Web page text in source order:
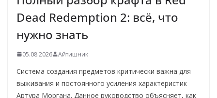
Dead Redemption 2: всё, что
нужно знать
05.08.2026 Айтишник
Система создания предметов критически важна для
выживания и постоянного усиления характеристик
Артура Моргана. Данное руководство объясняет, как